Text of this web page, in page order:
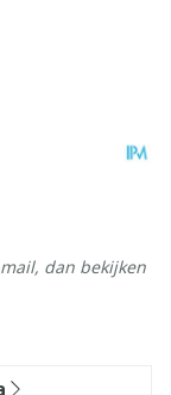
dan bekijken